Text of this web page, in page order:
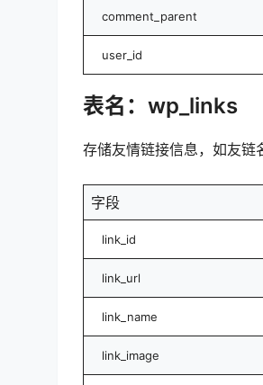
comment_parent
user_id
表名：wp_links
存储友情链接信息，如友链
字段
link_id
link_url
link_name
link_image